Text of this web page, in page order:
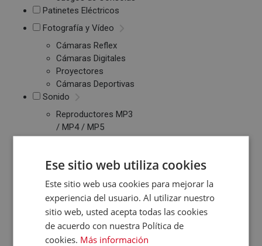
Patinetes Eléctricos
Fotografía y Vídeo
Cámaras Reflex
Cámaras Digitales
Proyectores
Cámaras Deportivas
Sonido
Reproductores MP3
/ MP4 / MP5
Auriculares
Radios CD / FM
Despertadores
Altavoces
Inalambricos
Equipos de Música
Ese sitio web utiliza cookies
Este sitio web usa cookies para mejorar la
experiencia del usuario. Al utilizar nuestro
sitio web, usted acepta todas las cookies
de acuerdo con nuestra Política de
cookies. Más información